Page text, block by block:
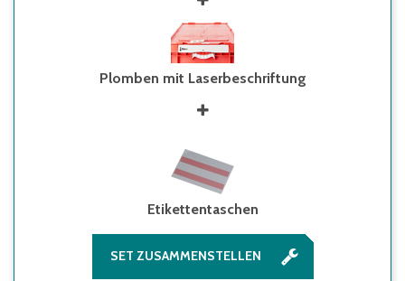
Plomben mit Laserbeschriftung
Etikettentaschen
SET ZUSAMMENSTELLEN